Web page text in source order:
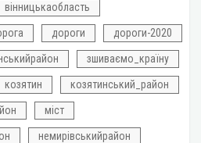
вінницькаобласть
дороги дороги-2020
зшиваємо_країну
козятин козятинський_район
міст
немирівськийрайон